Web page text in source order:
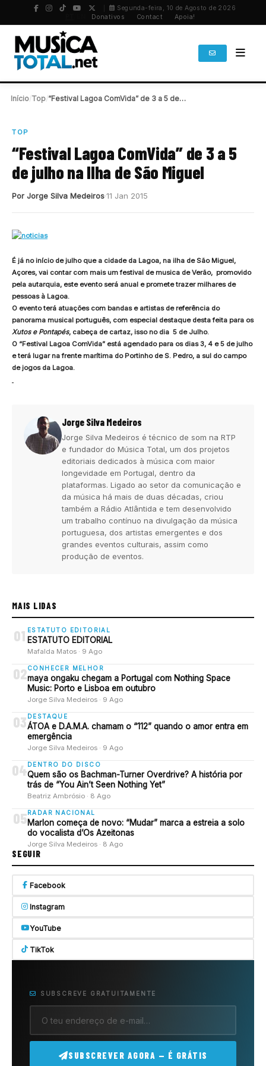
Segunda-feira, 10 de Agosto de 2026
Donativos Contact Apoia!
Início Top “Festival Lagoa ComVida” de 3 a 5 de…
TOP
“Festival Lagoa ComVida” de 3 a 5
de julho na Ilha de São Miguel
Por Jorge Silva Medeiros11 Jan 2015
É já no início de julho que a cidade da Lagoa, na ilha de São Miguel,
Açores, vai contar com mais um festival de musica de Verão, promovido
pela autarquia, este evento será anual e promete trazer milhares de
pessoas à Lagoa.
O evento terá atuações com bandas e artistas de referência do
panorama musical português, com especial destaque desta feita para os
Xutos e Pontapés, cabeça de cartaz, isso no dia 5 de Julho.
O “Festival Lagoa ComVida” está agendado para os dias 3, 4 e 5 de julho
e terá lugar na frente marítima do Portinho de S. Pedro, a sul do campo
de jogos da Lagoa.
Jorge Silva Medeiros
Jorge Silva Medeiros é técnico de som na RTP
e fundador do Música Total, um dos projetos
editoriais dedicados à música com maior
longevidade em Portugal, dentro da
plataformas. Ligado ao setor da comunicação e
da música há mais de duas décadas, criou
também a Rádio Atlântida e tem desenvolvido
um trabalho contínuo na divulgação da música
portuguesa, dos artistas emergentes e dos
grandes eventos culturais, assim como
produção de eventos.
MAIS LIDAS
01 ESTATUTO EDITORIAL
ESTATUTO EDITORIAL
Mafalda Matos · 9 Ago
02 CONHECER MELHOR
maya ongaku chegam a Portugal com Nothing Space
Music: Porto e Lisboa em outubro
Jorge Silva Medeiros · 9 Ago
03 DESTAQUE
ÁTOA e D.A.M.A. chamam o “112” quando o amor entra em
emergência
Jorge Silva Medeiros · 9 Ago
04 DENTRO DO DISCO
Quem são os Bachman-Turner Overdrive? A história por
trás de “You Ain’t Seen Nothing Yet”
Beatriz Ambrósio · 8 Ago
05 RADAR NACIONAL
Marlon começa de novo: “Mudar” marca a estreia a solo
do vocalista d’Os Azeitonas
Jorge Silva Medeiros · 8 Ago
SEGUIR
Facebook
Instagram
YouTube
TikTok
SUBSCREVE GRATUITAMENTE
SUBSCREVER AGORA — É GRÁTIS